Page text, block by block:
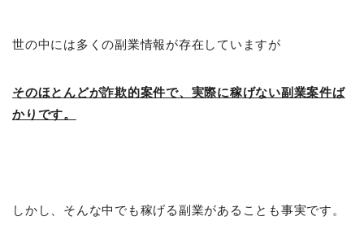
世の中には多くの副業情報が存在していますが
そのほとんどが詐欺的案件で、実際に稼げない副業案件ば
かりです。
しかし、そんな中でも稼げる副業があることも事実です。